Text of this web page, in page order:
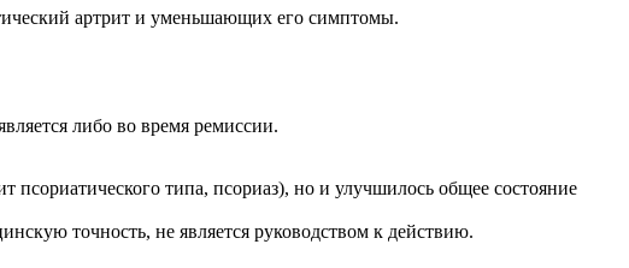
артрит и уменьшающих его симптомы.
либо во время ремиссии.
типа, псориаз), но и улучшилось общее состояние
точность, не является руководством к действию.